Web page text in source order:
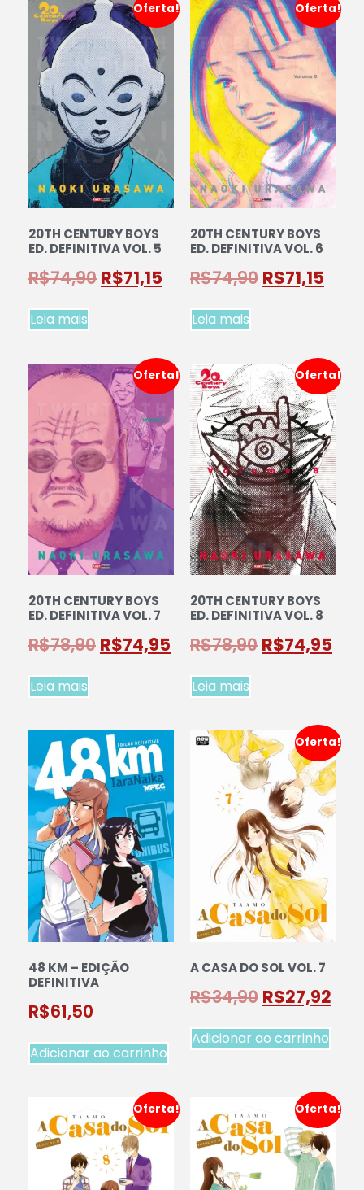
Oferta!
20TH CENTURY BOYS
ED. DEFINITIVA VOL. 5
R$74,90 R$71,15
Leia mais
Oferta!
20TH CENTURY BOYS
ED. DEFINITIVA VOL. 6
R$74,90 R$71,15
Leia mais
Oferta!
20TH CENTURY BOYS
ED. DEFINITIVA VOL. 7
R$78,90 R$74,95
Leia mais
Oferta!
20TH CENTURY BOYS
ED. DEFINITIVA VOL. 8
R$78,90 R$74,95
Leia mais
48 KM – EDIÇÃO
DEFINITIVA
R$61,50
Adicionar ao carrinho
Oferta!
A CASA DO SOL VOL. 7
R$34,90 R$27,92
Adicionar ao carrinho
Oferta! Oferta!